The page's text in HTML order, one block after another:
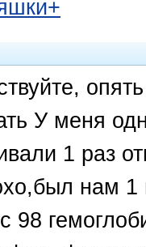
У меня
1 раз
нам 1
98